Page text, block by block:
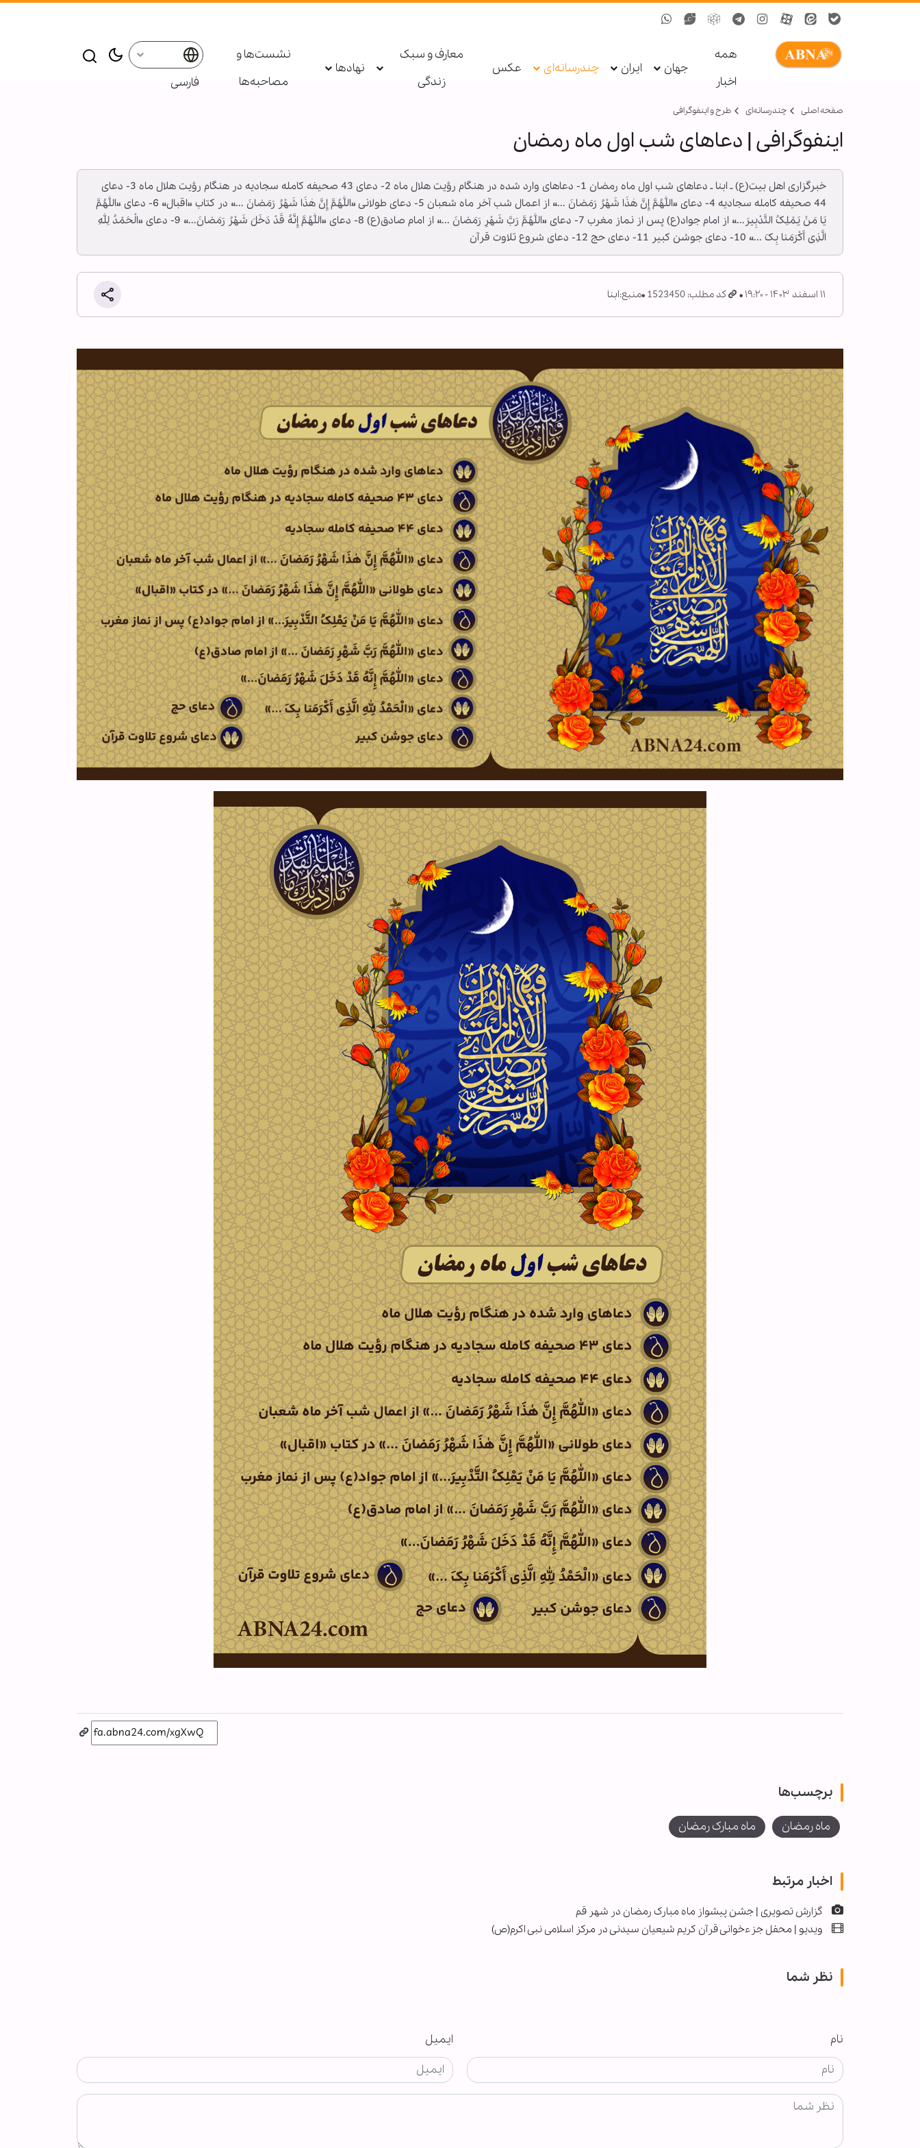
همه
اخبار
جهان ایران چندرسانه‌ای عکس
معارف و سبک
زندگی
نهادها
نشست‌ها و
مصاحبه‌ها
فارسی
صفحه اصلی چندرسانه‌ای طرح و اینفوگرافی
اینفوگرافی | دعاهای شب اول ماه رمضان
خبرگزاری اهل بیت(ع) ـ ابنا ـ دعاهای شب اول ماه رمضان 1- دعاهای وارد شده در هنگام رؤیت هلال ماه 2- دعای 43 صحیفه کامله سجادیه در هنگام رؤیت هلال ماه 3- دعای
44 صحیفه کامله سجادیه 4- دعای «اللّٰهُمَّ إِنَّ هٰذَا شَهْرُ رَمَضانَ ...» از اعمال شب آخر ماه شعبان 5- دعای طولانی «اللّٰهُمَّ إِنَّ هٰذَا شَهْرُ رَمَضانَ ...» در کتاب «اقبال» 6- دعای «اللّٰهُمَّ
یَا مَنْ یَمْلِکُ التَّدْبِیرَ...» از امام جواد(ع) پس از نماز مغرب 7- دعای «اللّٰهُمَّ رَبَّ شَهْرِ رَمَضانَ ...» از امام صادق(ع) 8- دعای «اللّٰهُمَّ إِنَّهُ قَدْ دَخَلَ شَهْرُ رَمَضانَ...» 9- دعای «الْحَمْدُ لِلّٰهِ
الَّذِی أَکْرَمَنا بِکَ ...» 10- دعای جوشن کبیر 11- دعای حج 12- دعای شروع تلاوت قرآن
۱۱ اسفند ۱۴۰۳ - ۱۹:۲۰ کد مطلب: 1523450 منبع:ابنا
برچسب‌ها
ماه رمضان ماه مبارک رمضان
اخبار مرتبط
گزارش تصویری | جشن پیشواز ماه مبارک رمضان در شهر قم
ویدیو | محفل جزء‌خوانی قرآن کریم شیعیان سیدنی در مرکز اسلامی نبی اکرم(ص)
نظر شما
نام ایمیل